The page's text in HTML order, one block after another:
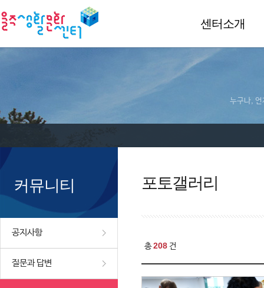
센터소개
누구나, 언
커뮤니티
공지사항
질문과 답변
포토갤러리
총208 건